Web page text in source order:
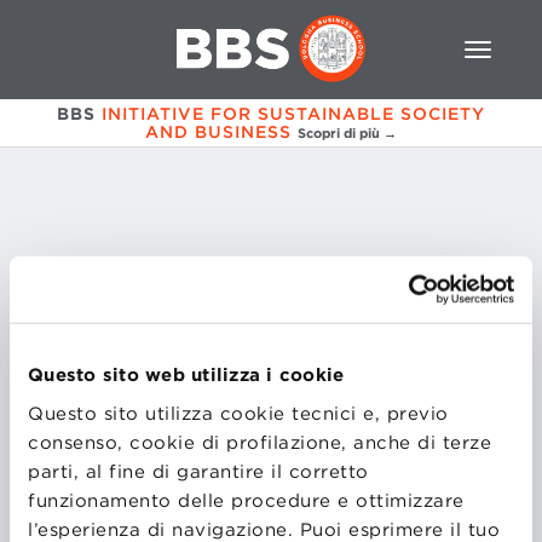
Questo sito web utilizza i cookie
Questo sito utilizza cookie tecnici e, previo
consenso, cookie di profilazione, anche di terze
parti, al fine di garantire il corretto
funzionamento delle procedure e ottimizzare
l’esperienza di navigazione. Puoi esprimere il tuo
BBS INITIATIVE FOR SUSTAINABLE SOCIETY
AND BUSINESS Scopri di più →
Esteban Sanchidrian
Ingegnere
Smurfit Kappa
EXTENDED FACULTY